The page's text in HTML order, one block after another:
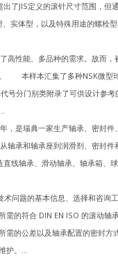
JIS定义的滚针尺寸范围，但
实体型，以及特殊用途的螺栓
性能、多品种的需求。故而，
。 本样本汇集了多种NSK微型
号分门别类附录了可供设计参考
是瑞典一家生产轴承、密封件
轴承和轴承座到润滑剂、密封件
线轴承、滑动轴承、轴承箱、
问题的基本信息、选择和咨询
需的符合 DIN EN ISO 的滚动轴
需的公差以及轴承配置的密封方
护。...